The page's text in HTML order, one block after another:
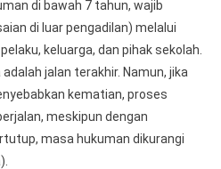
di bawah 7 tahun, wajib
di luar pengadilan) melalui
keluarga, dan pihak sekolah.
jalan terakhir. Namun, jika
kematian, proses
meskipun dengan
masa hukuman dikurangi